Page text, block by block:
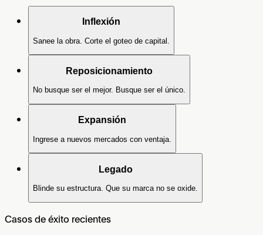
Inflexión
Sanee la obra. Corte el goteo de capital.
Reposicionamiento
No busque ser el mejor. Busque ser el único.
Expansión
Ingrese a nuevos mercados con ventaja.
Legado
Blinde su estructura. Que su marca no se oxide.
Casos de éxito recientes